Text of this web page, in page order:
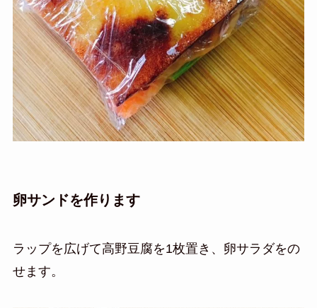
卵サンドを作ります
ラップを広げて高野豆腐を1枚置き、卵サラダをの
せます。